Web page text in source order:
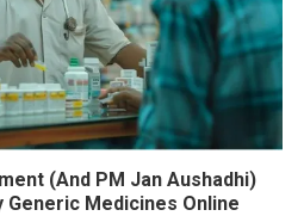
(and PM Jan Aushadhi)
Generic Medicines Online